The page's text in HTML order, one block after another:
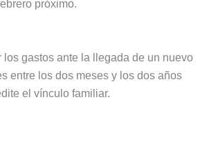
próximo.
gastos ante la llegada de un nuevo
entre los dos meses y los dos años
el vínculo familiar.